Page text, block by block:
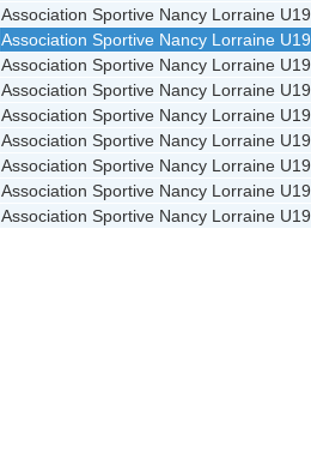
Association Sportive Nancy Lorraine U19
Association Sportive Nancy Lorraine U19
Association Sportive Nancy Lorraine U19
Association Sportive Nancy Lorraine U19
Association Sportive Nancy Lorraine U19
Association Sportive Nancy Lorraine U19
Association Sportive Nancy Lorraine U19
Association Sportive Nancy Lorraine U19
Association Sportive Nancy Lorraine U19